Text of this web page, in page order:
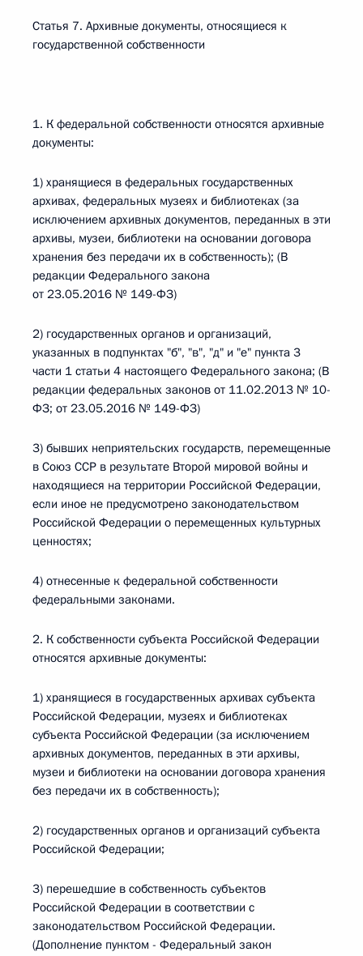
Статья 7. Архивные документы, относящиеся к
государственной собственности
1. К федеральной собственности относятся архивные
документы:
1) хранящиеся в федеральных государственных
архивах, федеральных музеях и библиотеках (за
исключением архивных документов, переданных в эти
архивы, музеи, библиотеки на основании договора
хранения без передачи их в собственность); (В
редакции Федерального закона
от 23.05.2016 № 149-ФЗ)
2) государственных органов и организаций,
указанных в подпунктах "б", "в", "д" и "е" пункта 3
части 1 статьи 4 настоящего Федерального закона; (В
редакции федеральных законов от 11.02.2013 № 10-
ФЗ; от 23.05.2016 № 149-ФЗ)
3) бывших неприятельских государств, перемещенные
в Союз ССР в результате Второй мировой войны и
находящиеся на территории Российской Федерации,
если иное не предусмотрено законодательством
Российской Федерации о перемещенных культурных
ценностях;
4) отнесенные к федеральной собственности
федеральными законами.
2. К собственности субъекта Российской Федерации
относятся архивные документы:
1) хранящиеся в государственных архивах субъекта
Российской Федерации, музеях и библиотеках
субъекта Российской Федерации (за исключением
архивных документов, переданных в эти архивы,
музеи и библиотеки на основании договора хранения
без передачи их в собственность);
2) государственных органов и организаций субъекта
Российской Федерации;
3) перешедшие в собственность субъектов
Российской Федерации в соответствии с
законодательством Российской Федерации.
(Дополнение пунктом - Федеральный закон